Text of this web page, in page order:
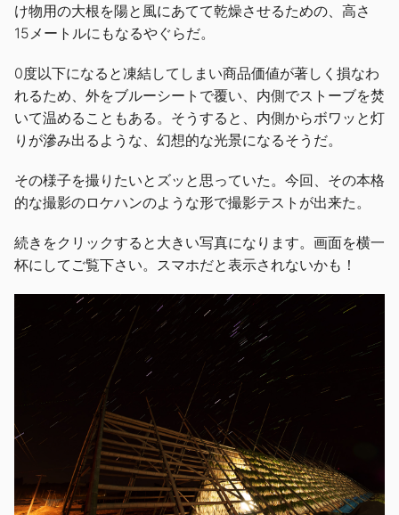
け物用の大根を陽と風にあてて乾燥させるための、高さ
15メートルにもなるやぐらだ。
0度以下になると凍結してしまい商品価値が著しく損なわ
れるため、外をブルーシートで覆い、内側でストーブを焚
いて温めることもある。そうすると、内側からボワッと灯
りが滲み出るような、幻想的な光景になるそうだ。
その様子を撮りたいとズッと思っていた。今回、その本格
的な撮影のロケハンのような形で撮影テストが出来た。
続きをクリックすると大きい写真になります。画面を横一
杯にしてご覧下さい。スマホだと表示されないかも！